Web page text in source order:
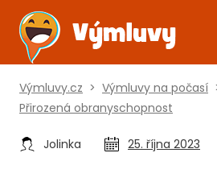
Výmluvy.cz > Výmluvy na počasí
Přirozená obranyschopnost
Jolinka 25. října 2023